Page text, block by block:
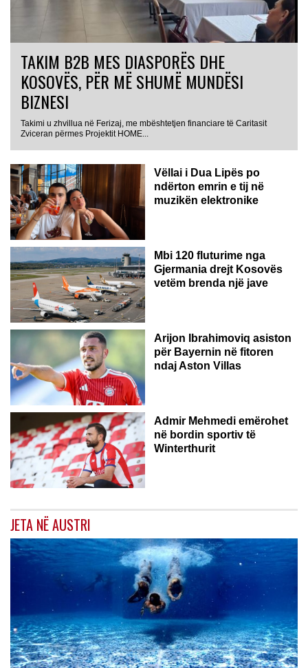
TAKIM B2B MES DIASPORËS DHE
KOSOVËS, PËR MË SHUMË MUNDËSI
BIZNESI
Takimi u zhvillua në Ferizaj, me mbështetjen financiare të Caritasit
Zviceran përmes Projektit HOME...
Vëllai i Dua Lipës po
ndërton emrin e tij në
muzikën elektronike
GJERMANI
Mbi 120 fluturime nga
Gjermania drejt Kosovës
vetëm brenda një jave
Arijon Ibrahimoviq asiston
për Bayernin në fitoren
ndaj Aston Villas
ZVICËR
Admir Mehmedi emërohet
në bordin sportiv të
Winterthurit
JETA NË AUSTRI